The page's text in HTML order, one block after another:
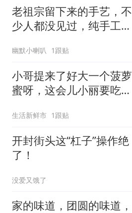
老祖宗留下来的手艺，不
少人都没见过，纯手工搓
幽默小喇叭 1跟贴
小哥提来了好大一个菠萝
蜜呀，这会儿小丽要吃美
生活新鲜市 1跟贴
开封街头这“杠子”操作绝
了！
没爱又饿了
家的味道，团圆的味道，